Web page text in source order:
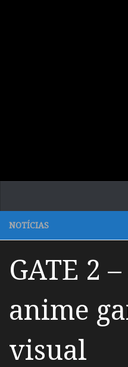
NOTÍCIAS
GATE 2
anime
visual